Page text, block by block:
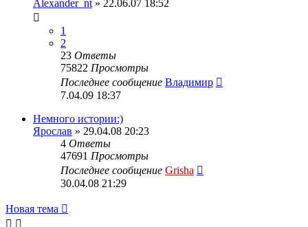
Alexander_nt » 22.06.07 18:52
1
2
23 Ответы
75822 Просмотры
Последнее сообщение Владимир
7.04.09 18:37
Немного истории:)
Ярослав » 29.04.08 20:23
4 Ответы
47691 Просмотры
Последнее сообщение Grisha
30.04.08 21:29
Новая тема